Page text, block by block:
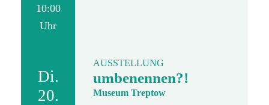
10:00
Uhr
Di.
20.
AUSSTELLUNG
umbenennen?!
Museum Treptow